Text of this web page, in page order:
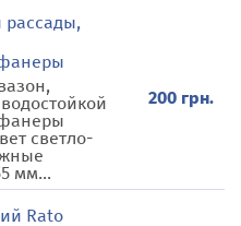
рассады,
светло-
мм...
200 грн.
Rato